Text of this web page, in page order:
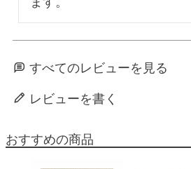
すべてのレビューを見る
レビューを書く
おすすめの商品